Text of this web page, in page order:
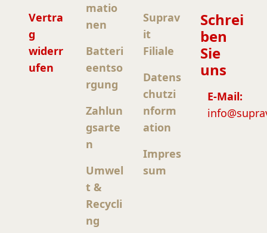
Vertra
g
widerr
ufen
matio
nen
Batteri
eentso
rgung
Zahlun
gsarte
n
Umwel
t &
Recycli
ng
Suprav
it
Filiale
Datens
chutzi
nform
ation
Impres
sum
Schrei
ben
Sie
uns
E-Mail: